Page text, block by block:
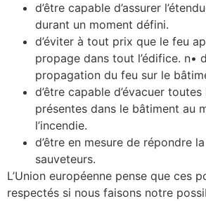
d’être capable d’assurer
durant un moment défini.
d’éviter à tout prix que le feu
propage dans tout l’édifice. n•
propagation du feu sur le
d’être capable d’évacuer
présentes dans le bâtiment au
l’incendie.
d’être en mesure de répondre
sauveteurs.
L’Union européenne pense que ces
respectés si nous faisons notre